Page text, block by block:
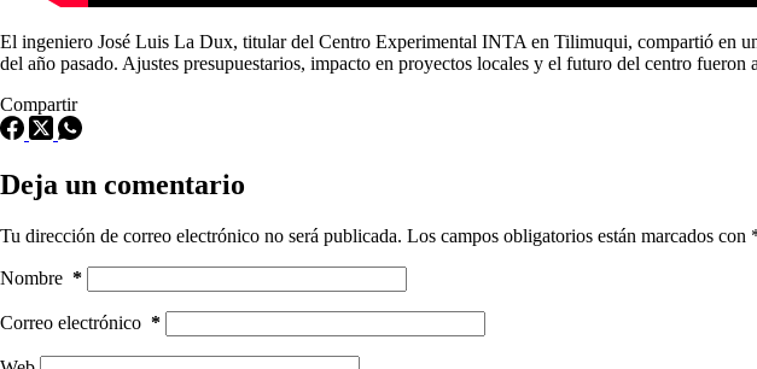
El ingeniero José Luis La Dux, titular del Centro Experimental INTA en Tilimuqui, compartió en
del año pasado. Ajustes presupuestarios, impacto en proyectos locales y el futuro del centro
Compartir
Deja un comentario
Tu dirección de correo electrónico no será publicada. Los campos obligatorios están marcados con
Nombre *
Correo electrónico *